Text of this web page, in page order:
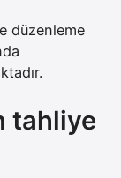
düzenleme
tahliye